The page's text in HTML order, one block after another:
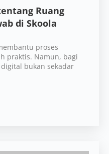
Ruang
di Skoola
proses
praktis. Namun, bagi
bukan sekadar